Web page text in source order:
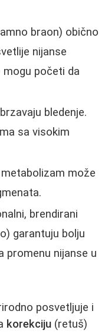
braon) obično
nijanse
početi da
bledenje.
sa visokim
može
brendirani
garantuju bolju
promenu nijanse u
posvetljuje i
korekciju (retuš)